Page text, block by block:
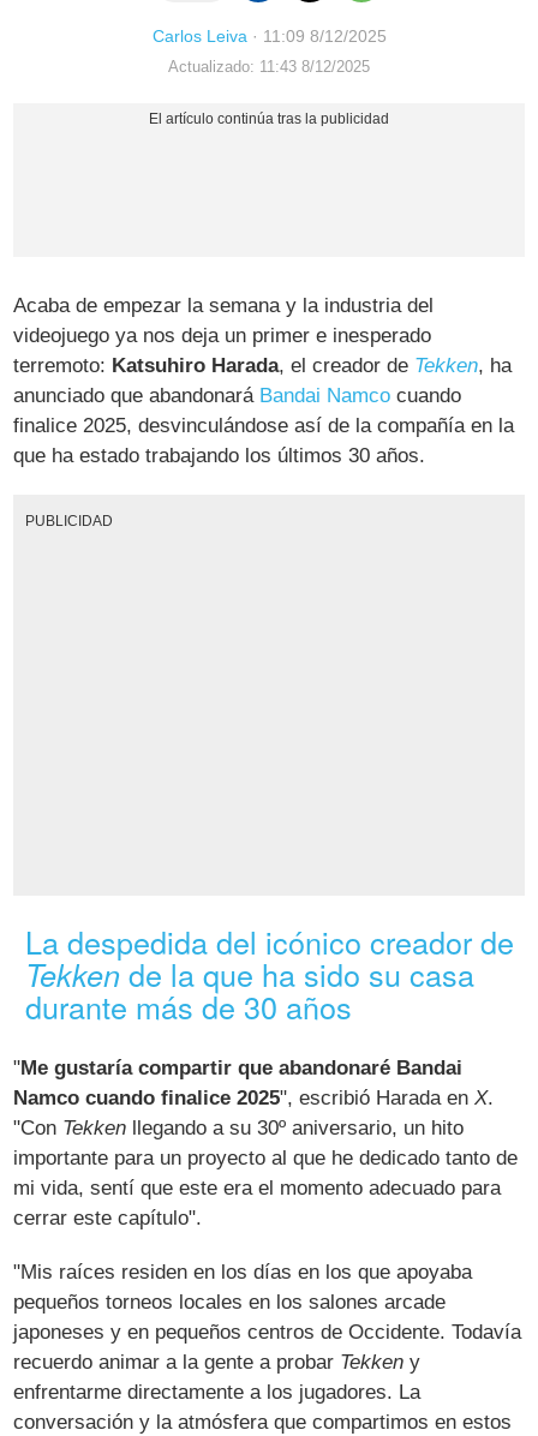
Carlos Leiva· 11:09 8/12/2025
Actualizado: 11:43 8/12/2025
Acaba de empezar la semana y la industria del
videojuego ya nos deja un primer e inesperado
terremoto: Katsuhiro Harada, el creador de Tekken, ha
anunciado que abandonará Bandai Namco cuando
finalice 2025, desvinculándose así de la compañía en la
que ha estado trabajando los últimos 30 años.
PUBLICIDAD
La despedida del icónico creador de
Tekkende la que ha sido su casa
durante más de 30 años
"Me gustaría compartir que abandonaré Bandai
Namco cuando finalice 2025", escribió Harada enX.
"Con Tekken llegando a su 30º aniversario, un hito
importante para un proyecto al que he dedicado tanto de
mi vida, sentí que este era el momento adecuado para
cerrar este capítulo".
"Mis raíces residen en los días en los que apoyaba
pequeños torneos locales en los salones arcade
japoneses y en pequeños centros de Occidente. Todavía
recuerdo animar a la gente a probar Tekken y
enfrentarme directamente a los jugadores. La
conversación y la atmósfera que compartimos en estos